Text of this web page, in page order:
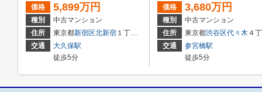
価格 5,899万円
種別
中古マンション
住所
東京都新宿区北新宿 １丁目28-15
交通
大久保駅
徒歩5分
価格 3,680万円
種別
中古マンション
住所
東京都渋谷区代々木 ４丁目23-5
交通
参宮橋駅
徒歩5分